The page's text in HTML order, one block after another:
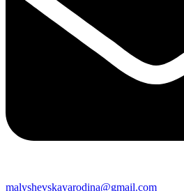
malyshevskayarodina@gmail.com